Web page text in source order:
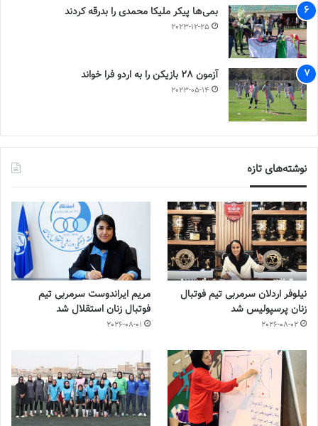
بمی‌ها پیکر ملیکا محمدی را بدرقه کردند
2023-12-25
آزمون 28 بازیکن را به اردو فرا خواند
2023-05-14
نوشته‌های تازه
نیلوفر اردلان سرمربی تیم فوتبال
زنان پرسپولیس شد
2026-08-02
مریم ایراندوست سرمربی تیم
فوتبال زنان استقلال شد
2026-08-01